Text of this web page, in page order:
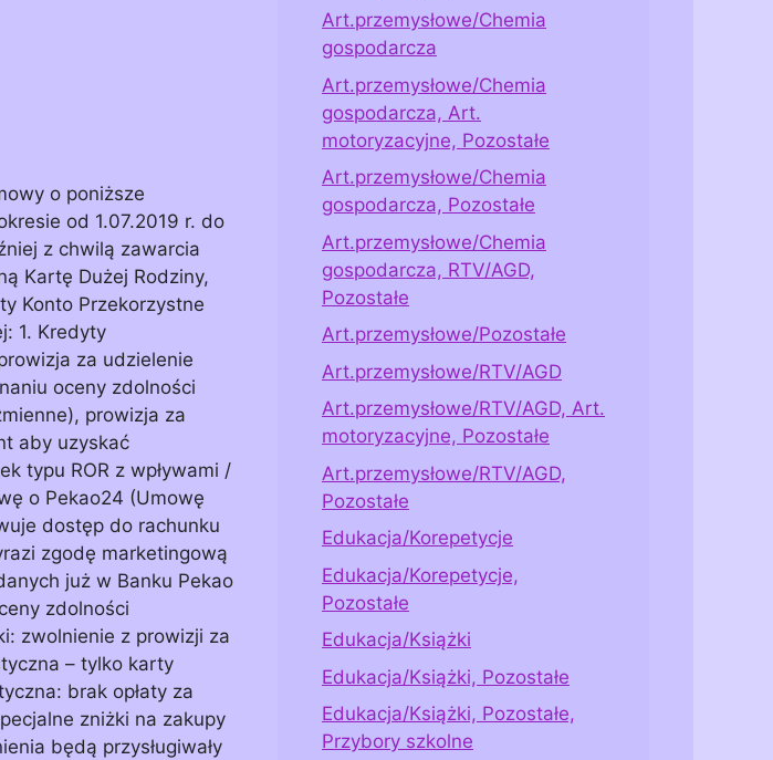
o poniższe
od 1.07.2019 r. do
z chwilą zawarcia
Kartę Dużej Rodziny,
Konto Przekorzystne
1. Kredyty
za udzielenie
oceny zdolności
prowizja za
aby uzyskać
typu ROR z wpływami /
o Pekao24 (Umowę
dostęp do rachunku
zgodę marketingową
już w Banku Pekao
zdolności
zwolnienie z prowizji za
– tylko karty
brak opłaty za
zniżki na zakupy
będą przysługiwały
Art.przemysłowe/Chemia
gospodarcza
Art.przemysłowe/Chemia
gospodarcza, Art.
motoryzacyjne, Pozostałe
Art.przemysłowe/Chemia
gospodarcza, Pozostałe
Art.przemysłowe/Chemia
gospodarcza, RTV/AGD,
Pozostałe
Art.przemysłowe/Pozostałe
Art.przemysłowe/RTV/AGD
Art.przemysłowe/RTV/AGD, Art.
motoryzacyjne, Pozostałe
Art.przemysłowe/RTV/AGD,
Pozostałe
Edukacja/Korepetycje
Edukacja/Korepetycje,
Pozostałe
Edukacja/Książki
Edukacja/Książki, Pozostałe
Edukacja/Książki, Pozostałe,
Przybory szkolne